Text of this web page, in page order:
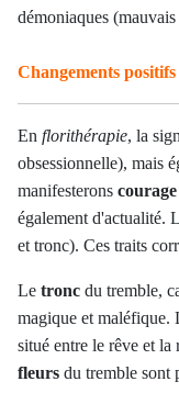
démoniaques
Changements
En florithérapie, la
obsessionnelle), mais
manifesterons courage
également d'actualité.
et tronc). Ces traits
Le tronc du tremble,
magique et maléfique.
situé entre le rêve et la
fleurs du tremble sont